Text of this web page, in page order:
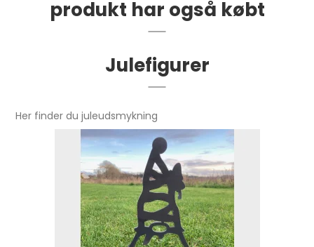
produkt har også købt
Julefigurer
Her finder du juleudsmykning